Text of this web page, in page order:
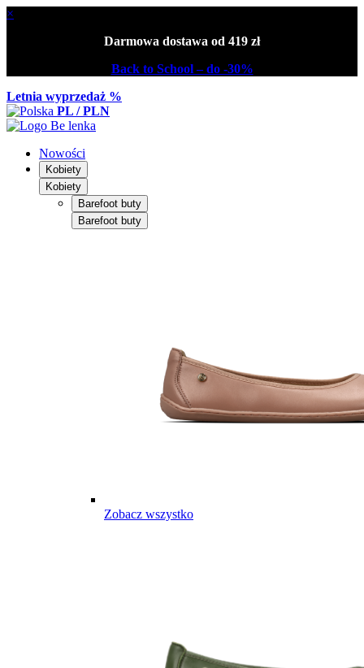
×
Darmowa dostawa od 419 zł
Back to School – do -30%
Letnia wyprzedaż %
PL / PLN
Nowości
Kobiety
Kobiety
Barefoot buty
Barefoot buty
Zobacz wszystko